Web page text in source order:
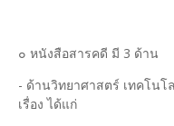
๐ หนังสือสารคดี มี 3 ด้าน
- ด้านวิทยาศาสตร์ เทคโน
เรื่อง ได้แก่